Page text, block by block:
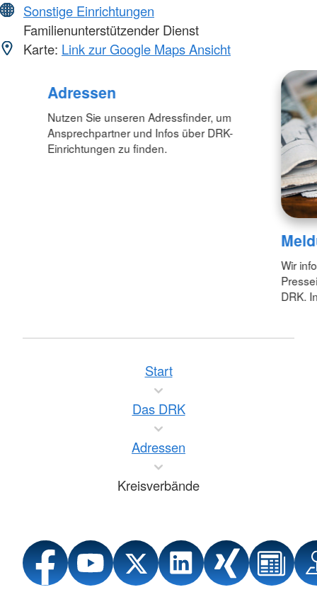
Sonstige Einrichtungen
Familienunterstützender Dienst
Karte: Link zur Google Maps Ansicht
Adressen
Nutzen Sie unseren Adressfinder, um
Ansprechpartner und Infos über DRK-
Einrichtungen zu finden.
Wir
DRK.
Start
Das DRK
Adressen
Kreisverbände